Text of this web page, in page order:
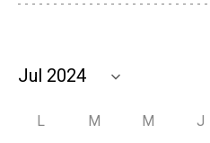
L M M J